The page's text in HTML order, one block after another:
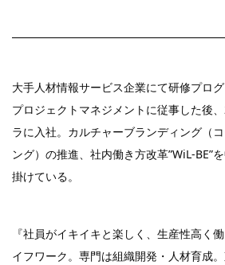
大手人材情報サービス企業にて研修プロ
プロジェクトマネジメントに従事した後
ラに入社。カルチャーブランディング（
ング）の推進、社内働き方改革”WiL-BE”
掛けている。
『社員がイキイキと楽しく、生産性高く
イフワーク。専門は組織開発・人材育成